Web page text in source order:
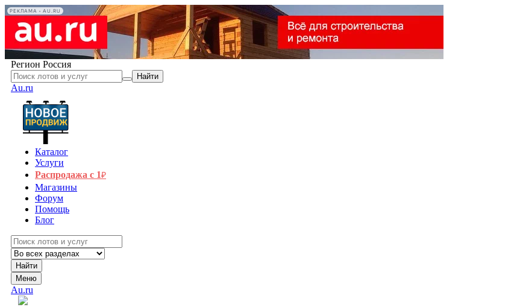
РЕКЛАМА • AU.RU
Регион Россия
Найти
Au.ru
Каталог
Услуги
Распродажа с 1₽
Магазины
Форум
Помощь
Блог
Найти
Меню
Au.ru